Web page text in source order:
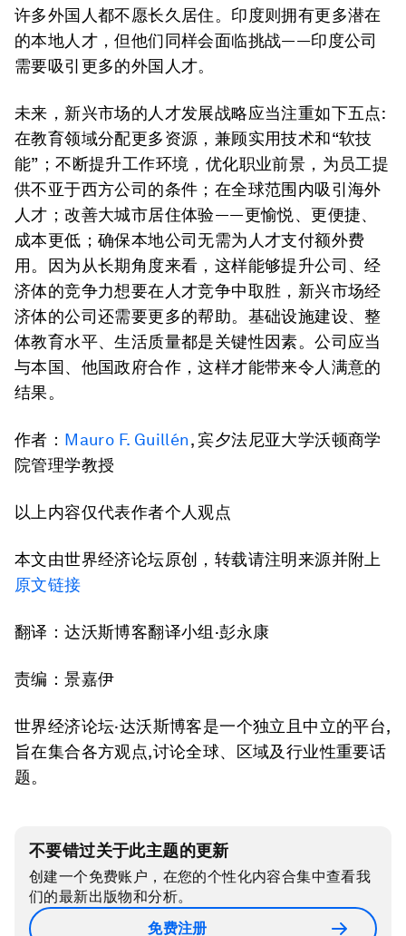
许多外国人都不愿长久居住。印度则拥有更多潜在
的本地人才，但他们同样会面临挑战——印度公司
需要吸引更多的外国人才。
未来，新兴市场的人才发展战略应当注重如下五点:
在教育领域分配更多资源，兼顾实用技术和“软技
能”；不断提升工作环境，优化职业前景，为员工提
供不亚于西方公司的条件；在全球范围内吸引海外
人才；改善大城市居住体验——更愉悦、更便捷、
成本更低；确保本地公司无需为人才支付额外费
用。因为从长期角度来看，这样能够提升公司、经
济体的竞争力想要在人才竞争中取胜，新兴市场经
济体的公司还需要更多的帮助。基础设施建设、整
体教育水平、生活质量都是关键性因素。公司应当
与本国、他国政府合作，这样才能带来令人满意的
结果。
作者： Mauro F. Guillén, 宾夕法尼亚大学沃顿商学
院管理学教授
以上内容仅代表作者个人观点
本文由世界经济论坛原创，转载请注明来源并附上
原文链接
翻译：达沃斯博客翻译小组·彭永康
责编：景嘉伊
世界经济论坛·达沃斯博客是一个独立且中立的平台,
旨在集合各方观点,讨论全球、区域及行业性重要话
题。
不要错过关于此主题的更新
创建一个免费账户，在您的个性化内容合集中查看我
们的最新出版物和分析。
免费注册